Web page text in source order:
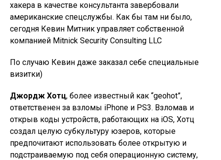
хакера в качестве консультанта завербовали
американские спецслужбы. Как бы там ни было,
сегодня Кевин Митник управляет собственной
компанией Mitnick Security Consulting LLC
По случаю Кевин даже заказал себе специальные
визитки)
Джордж Хотц, более известный как “geohot”,
ответственен за взломы iPhone и PS3. Взломав и
открыв коды устройств, работающих на iOS, Хотц
создал целую субкультуру юзеров, которые
предпочитают использовать более открытую и
подстраиваемую под себя операционную систему,